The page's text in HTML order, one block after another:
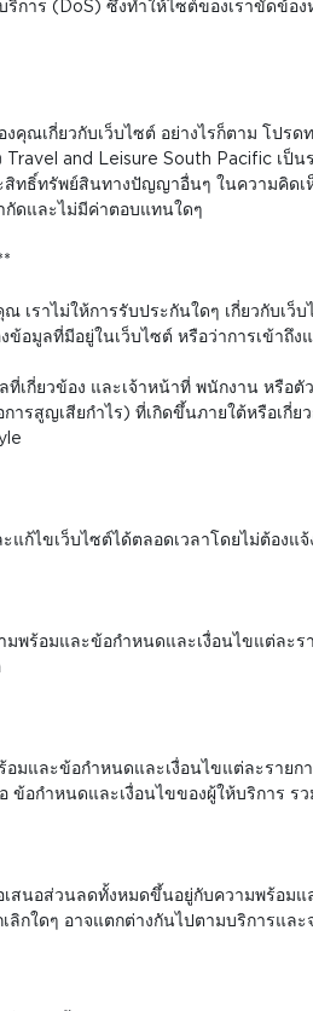
การ (DoS) ซึ่งทำให้ไซต์ของเราขัดข้อง
ณเกี่ยวกับเว็บไซต์ อย่างไรก็ตาม โปร
and Leisure South Pacific เป็
ธิ์ทรัพย์สินทางปัญญาอื่นๆ ในความคิดเ
กัดและไม่มีค่าตอบแทนใดๆ
เราไม่ให้การรับประกันใดๆ เกี่ยวกับเ
มูลที่มีอยู่ในเว็บไซต์ หรือว่าการเข้าถึ
กี่ยวข้อง และเจ้าหน้าที่ พนักงาน หรือ
ารสูญเสียกำไร) ที่เกิดขึ้นภายใต้หรือเ
ก้ไขเว็บไซต์ได้ตลอดเวลาโดยไม่ต้องแ
มพร้อมและข้อกำหนดและเงื่อนไขแต่ล
อมและข้อกำหนดและเงื่อนไขแต่ละรา
ข้อกำหนดและเงื่อนไขของผู้ให้บริการ
สนอส่วนลดทั้งหมดขึ้นอยู่กับความพร้อม
กใดๆ อาจแตกต่างกันไปตามบริการแล